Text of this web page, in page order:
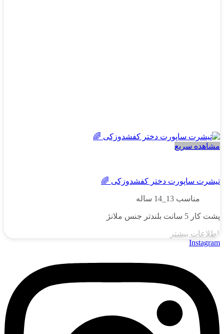
مشاهده سریع
تیشرت ساپورت دختر کفشدوزکی 🌈
مناسب 13_14 ساله
پشت کار 5 سانت بلندتر جنس ملانژ
اطلاعات بیشتر
Instagram